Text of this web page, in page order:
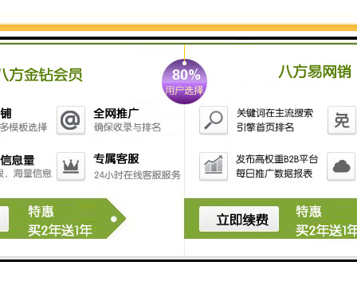
工程围挡在实际的制作过程当中，不一定是一帆风顺
的，有的时候有树木的遮挡，有的时候有街角转弯的限
制，那么我们为了能够更好的突出工程围挡的广告效
应，那就要因地制宜，制作出适合自己项目的围挡。